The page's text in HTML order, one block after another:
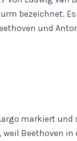
bezeichnet.
und
markiert
Beethoven